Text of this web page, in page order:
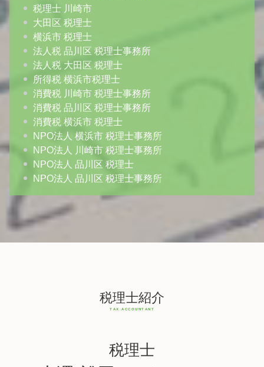
税理士 川崎市
大田区 税理士
横浜市 税理士
法人税 品川区 税理士事務所
法人税 大田区 税理士
所得税 横浜市税理士
消費税 川崎市 税理士事務所
消費税 品川区 税理士事務所
消費税 横浜市 税理士
NPO法人 横浜市 税理士事務所
NPO法人 川崎市 税理士事務所
NPO法人 品川区 税理士
NPO法人 品川区 税理士事務所
税理士紹介
税理士